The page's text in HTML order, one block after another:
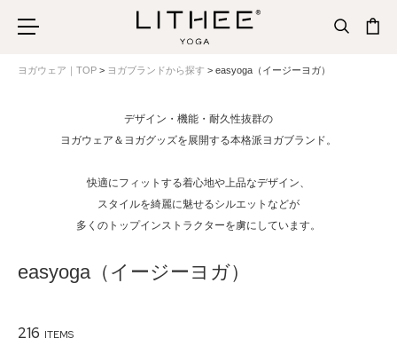
ヨガウェア｜TOP ヨガブランドから探す easyoga（イージーヨガ）
デザイン・機能・耐久性抜群の
ヨガウェア＆ヨガグッズを展開する本格派ヨガブランド。
快適にフィットする着心地や上品なデザイン、
スタイルを綺麗に魅せるシルエットなどが
多くのトップインストラクターを虜にしています。
easyoga（イージーヨガ）
216